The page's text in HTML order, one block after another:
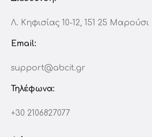
Λ. Κηφισίας 10-12, 151 25 Μαρούσι
Email:
support@abcit.gr
Τηλέφωνα:
+30 2106827077